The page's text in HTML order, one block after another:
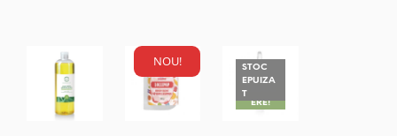
NOU!
STOC
EPUIZA
TREDUC
ERE!